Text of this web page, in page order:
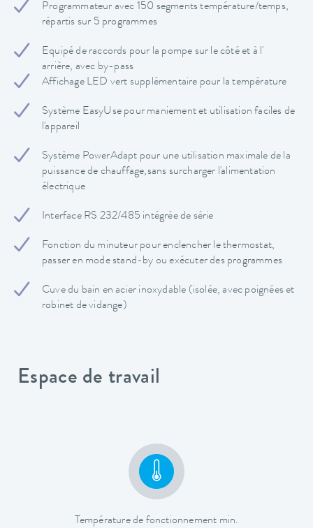
Programmateur avec 150 segments température/temps,
répartis sur 5 programmes
Equipé de raccords pour la pompe sur le côté et à l'
arrière, avec by-pass
Affichage LED vert supplémentaire pour la température
Système EasyUse pour maniement et utilisation faciles de
l'appareil
Système PowerAdapt pour une utilisation maximale de la
puissance de chauffage,sans surcharger l'alimentation
électrique
Interface RS 232/485 intégrée de série
Fonction du minuteur pour enclencher le thermostat,
passer en mode stand-by ou exécuter des programmes
Cuve du bain en acier inoxydable (isolée, avec poignées et
robinet de vidange)
Espace de travail
Température de fonctionnement min.